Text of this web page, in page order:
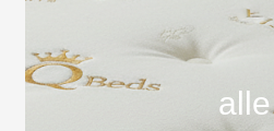
alle